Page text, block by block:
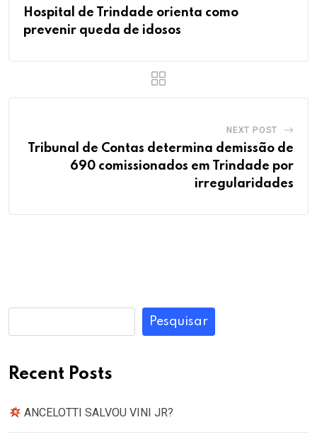
Hospital de Trindade orienta como
prevenir queda de idosos
NEXT POST
Tribunal de Contas determina demissão de
690 comissionados em Trindade por
irregularidades
Pesquisar
Recent Posts
ANCELOTTI SALVOU VINI JR?